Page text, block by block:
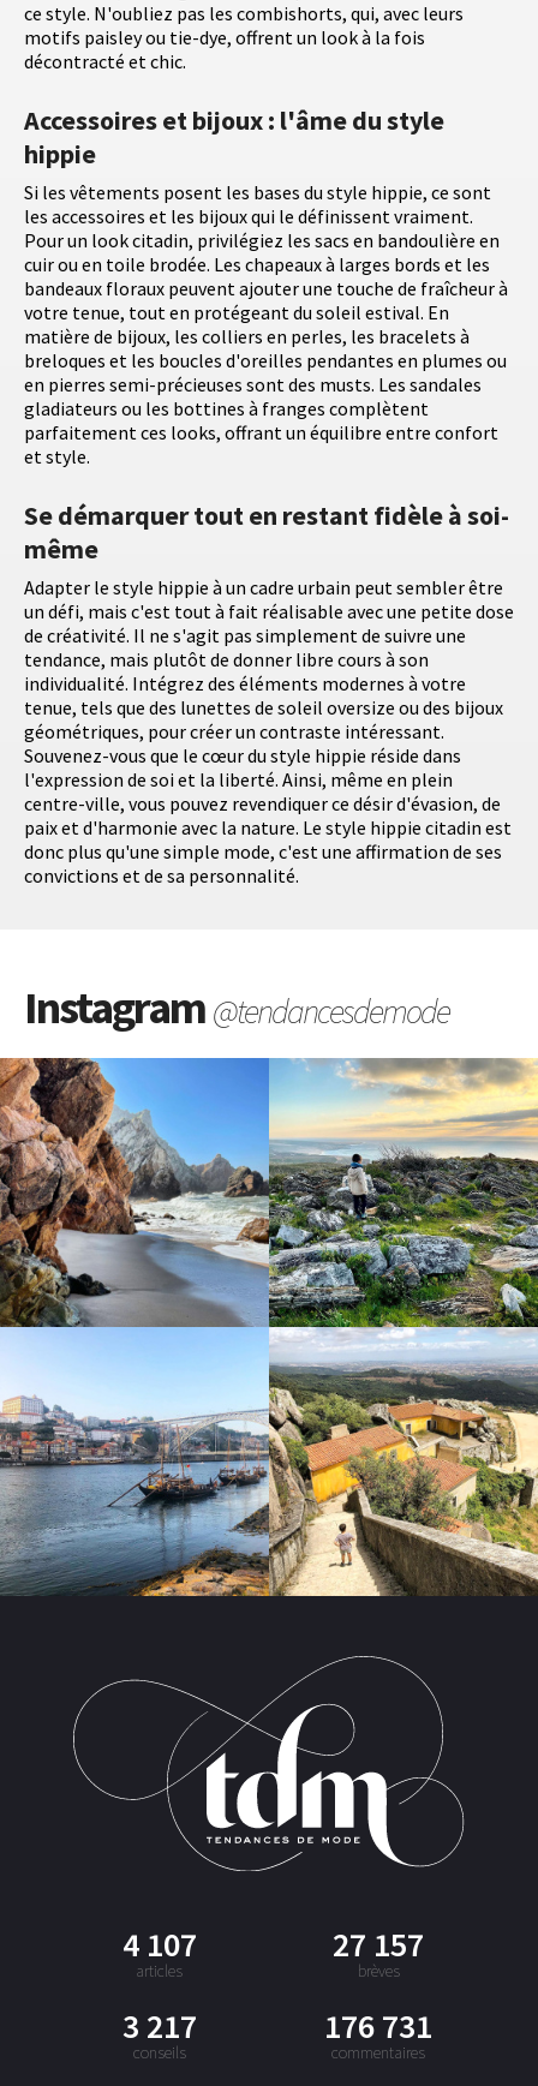
ce style. N'oubliez pas les combishorts, qui, avec leurs
motifs paisley ou tie-dye, offrent un look à la fois
décontracté et chic.
Accessoires et bijoux : l'âme du style
hippie
Si les vêtements posent les bases du style hippie, ce sont
les accessoires et les bijoux qui le définissent vraiment.
Pour un look citadin, privilégiez les sacs en bandoulière en
cuir ou en toile brodée. Les chapeaux à larges bords et les
bandeaux floraux peuvent ajouter une touche de fraîcheur à
votre tenue, tout en protégeant du soleil estival. En
matière de bijoux, les colliers en perles, les bracelets à
breloques et les boucles d'oreilles pendantes en plumes ou
en pierres semi-précieuses sont des musts. Les sandales
gladiateurs ou les bottines à franges complètent
parfaitement ces looks, offrant un équilibre entre confort
et style.
Se démarquer tout en restant fidèle à soi-
même
Adapter le style hippie à un cadre urbain peut sembler être
un défi, mais c'est tout à fait réalisable avec une petite dose
de créativité. Il ne s'agit pas simplement de suivre une
tendance, mais plutôt de donner libre cours à son
individualité. Intégrez des éléments modernes à votre
tenue, tels que des lunettes de soleil oversize ou des bijoux
géométriques, pour créer un contraste intéressant.
Souvenez-vous que le cœur du style hippie réside dans
l'expression de soi et la liberté. Ainsi, même en plein
centre-ville, vous pouvez revendiquer ce désir d'évasion, de
paix et d'harmonie avec la nature. Le style hippie citadin est
donc plus qu'une simple mode, c'est une affirmation de ses
convictions et de sa personnalité.
Instagram@tendancesdemode
4 107
articles
27 157
brèves
3 217
conseils
176 731
commentaires